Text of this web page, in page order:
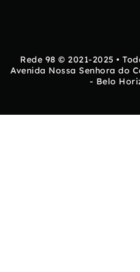
Rede 98 © 2021-2025 •
Avenida Nossa Senhora do
- Belo